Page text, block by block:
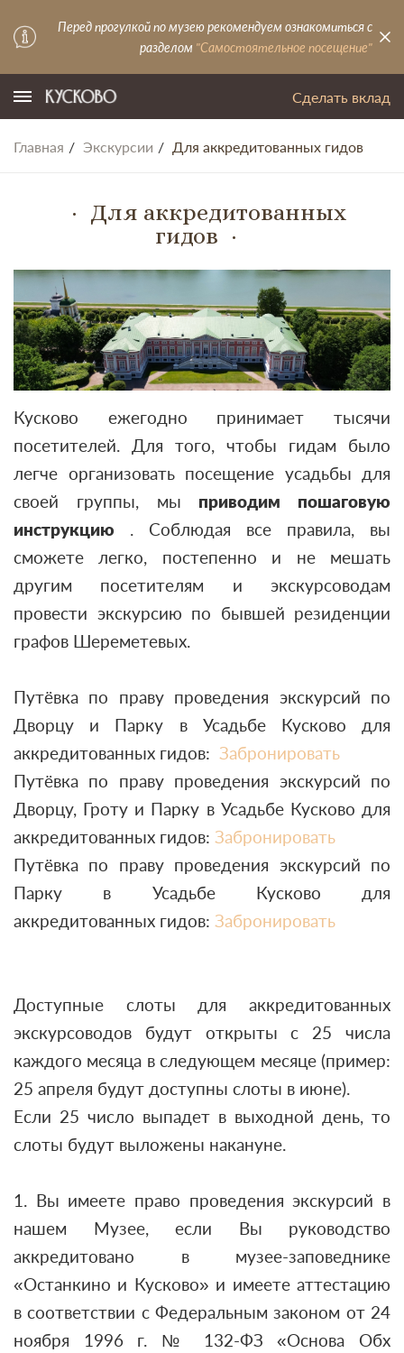
Перед прогулкой по музею рекомендуем ознакомиться с
разделом "Самостоятельное посещение"
Сделать вклад
Главная Экскурсии Для аккредитованных гидов
Для аккредитованных
гидов
Кусково ежегодно принимает тысячи
посетителей. Для того, чтобы гидам было
легче организовать посещение усадьбы для
своей группы, мы приводим пошаговую
инструкцию . Соблюдая все правила, вы
сможете легко, постепенно и не мешать
другим посетителям и экскурсоводам
провести экскурсию по бывшей резиденции
графов Шереметевых.
Путёвка по праву проведения экскурсий по
Дворцу и Парку в Усадьбе Кусково для
аккредитованных гидов: Забронировать
Путёвка по праву проведения экскурсий по
Дворцу, Гроту и Парку в Усадьбе Кусково для
аккредитованных гидов: Забронировать
Путёвка по праву проведения экскурсий по
Парку в Усадьбе Кусково для
аккредитованных гидов: Забронировать
Доступные слоты для аккредитованных
экскурсоводов будут открыты с 25 числа
каждого месяца в следующем месяце (пример:
25 апреля будут доступны слоты в июне).
Если 25 число выпадет в выходной день, то
слоты будут выложены накануне.
1. Вы имеете право проведения экскурсий в
нашем Музее, если Вы руководство
аккредитовано в музее-заповеднике
«Останкино и Кусково» и имеете аттестацию
в соответствии с Федеральным законом от 24
ноября 1996 г. № 132-ФЗ «Основа Обх